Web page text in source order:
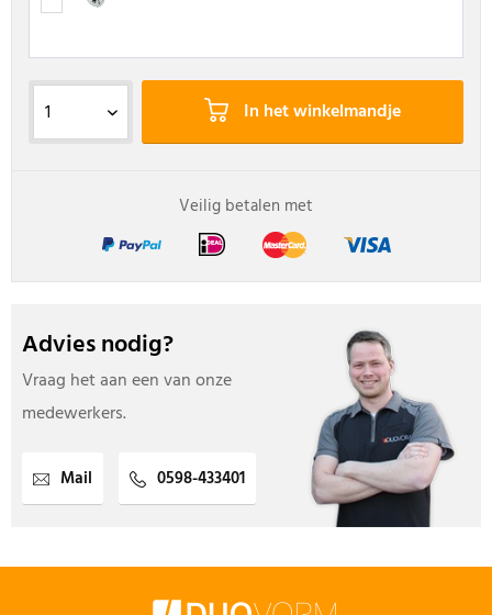
In het winkelmandje
Veilig betalen met
Advies nodig?
Vraag het aan een van onze
medewerkers.
Mail 0598-433401